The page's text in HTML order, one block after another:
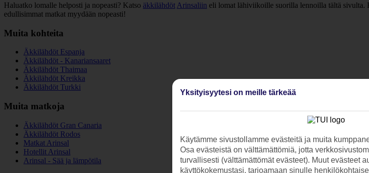
Haluatko lomalle helposti ja nopeasti? Katso äkkilähdöt Arinsaliin eli lomat lähiviikoille suorilla lennoilla tältä
edullisimmat matkat myydään nopeasti!
Muita kohteita
Äkkilähdöt Espanja
Äkkilähdöt - Kanariansaaret
Äkkilähdöt Thaimaa
Äkkilähdöt Kreikka
Äkkilähdöt Turkki
Muita matkoja
Äkkilähdöt Gran Canaria
Äkkilähdöt Rodos
Matkat Arinsal
Hotellit Arinsal
Arinsal - Sää ja lämpötila
Yksityisyytesi on meille tärkeää
Käytämme sivustollamme evästeitä ja muita
Osa evästeistä on välttämättömiä, jotta
turvallisesti (välttämättömät evästeet). Muut evästeet
käyttökokemustasi, tarjoamaan sinulle